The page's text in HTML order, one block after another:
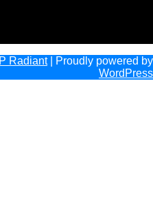
Radiant| Proudly powered by
WordPress